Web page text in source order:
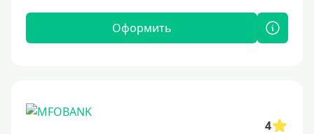
Оформить
4